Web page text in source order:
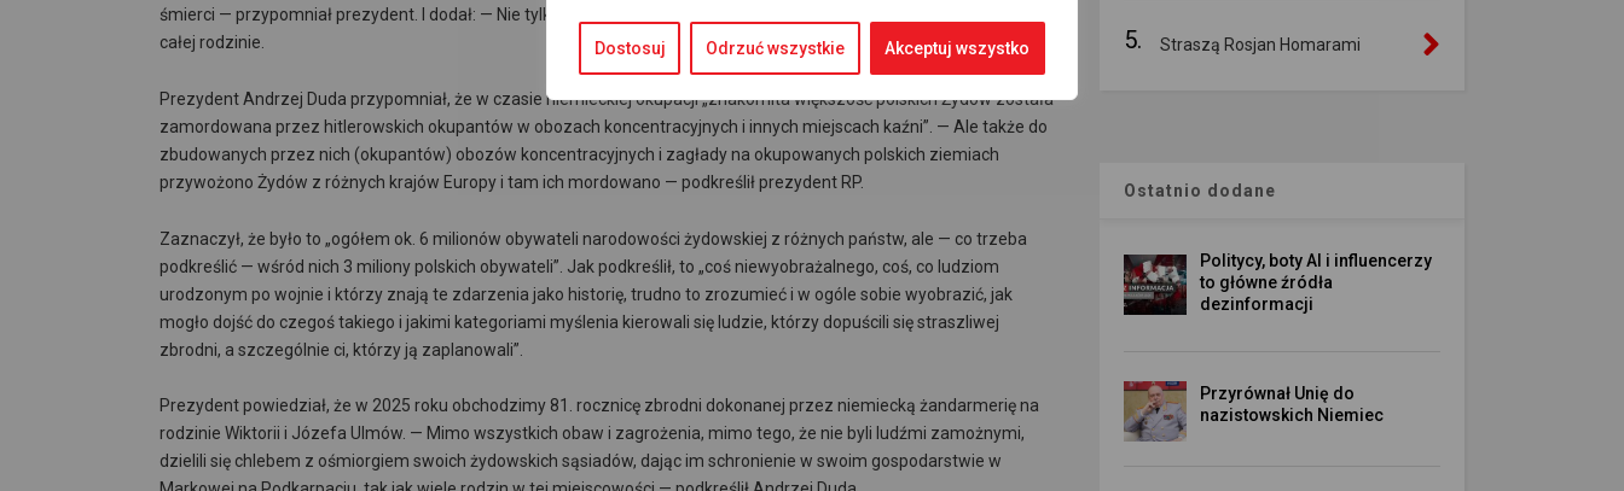
Dostosuj Odrzuć wszystkie Akceptuj wszystko
śmierci — przypomniał prezydent. I dodał: — Nie tylko temu, kto bezpośrednio pomagał, ale także jego najbliższym,
całej rodzinie.
Prezydent Andrzej Duda przypomniał, że w czasie niemieckiej okupacji „znakomita większość polskich Żydów została
zamordowana przez hitlerowskich okupantów w obozach koncentracyjnych i innych miejscach kaźni”. — Ale także do
zbudowanych przez nich (okupantów) obozów koncentracyjnych i zagłady na okupowanych polskich ziemiach
przywożono Żydów z różnych krajów Europy i tam ich mordowano — podkreślił prezydent RP.
Zaznaczył, że było to „ogółem ok. 6 milionów obywateli narodowości żydowskiej z różnych państw, ale — co trzeba
podkreślić — wśród nich 3 miliony polskich obywateli”. Jak podkreślił, to „coś niewyobrażalnego, coś, co ludziom
urodzonym po wojnie i którzy znają te zdarzenia jako historię, trudno to zrozumieć i w ogóle sobie wyobrazić, jak
mogło dojść do czegoś takiego i jakimi kategoriami myślenia kierowali się ludzie, którzy dopuścili się straszliwej
zbrodni, a szczególnie ci, którzy ją zaplanowali”.
Prezydent powiedział, że w 2025 roku obchodzimy 81. rocznicę zbrodni dokonanej przez niemiecką żandarmerię na
rodzinie Wiktorii i Józefa Ulmów. — Mimo wszystkich obaw i zagrożenia, mimo tego, że nie byli ludźmi zamożnymi,
dzielili się chlebem z ośmiorgiem swoich żydowskich sąsiadów, dając im schronienie w swoim gospodarstwie w
5. Straszą Rosjan Homarami
Ostatnio dodane
Politycy, boty AI i influencerzy
to główne źródła
dezinformacji
Przyrównał Unię do
nazistowskich Niemiec